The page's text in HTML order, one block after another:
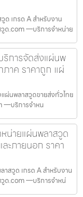
ด เกรด A สำหรับงาน
ด.com —บริการจำหน่าย
ริการจัดส่งแผ่นพ
าค ราคาถูก แผ่
ผ่นพลาสวูดขายส่งทั่วไทย
—บริการจำหน
น่ายแผ่นพลาสวูด
ะภายนอก ราคา
สวูด เกรด A สำหรับงาน
วูด.com —บริการจำหน่